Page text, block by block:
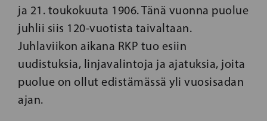
ja 21. toukokuuta 1906. Tänä vuonna puolue
juhlii siis 120-vuotista taivaltaan.
Juhlaviikon aikana RKP tuo esiin
uudistuksia, linjavalintoja ja ajatuksia, joita
puolue on ollut edistämässä yli vuosisadan
ajan.